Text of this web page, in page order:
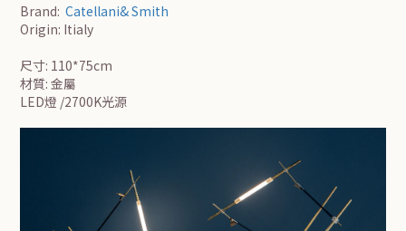
Brand: Catellani& Smith
Origin: Itialy
尺寸: 110*75cm
材質: 金屬
LED燈 /2700K光源